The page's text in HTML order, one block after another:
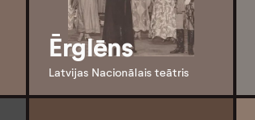
Ērglēns
Latvijas Nacionālais teātris